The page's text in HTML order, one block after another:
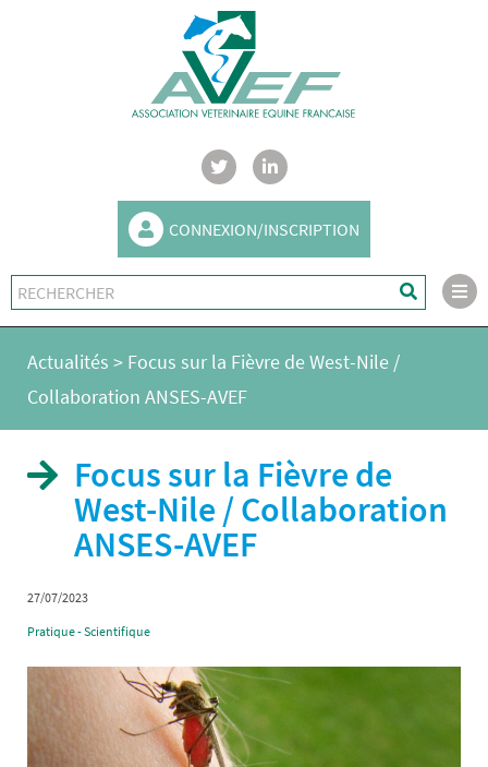
CONNEXION/INSCRIPTION
Actualités > Focus sur la Fièvre de West-Nile /
Collaboration ANSES-AVEF
Focus sur la Fièvre de
West-Nile / Collaboration
ANSES-AVEF
27/07/2023
Pratique - Scientifique